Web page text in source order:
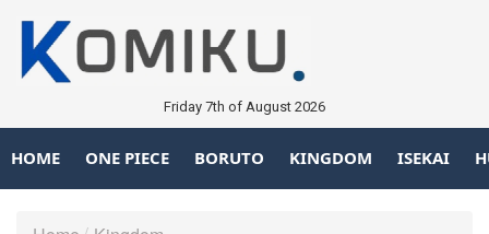
Friday 7th of August 2026
HOME ONE PIECE BORUTO KINGDOM ISEKAI